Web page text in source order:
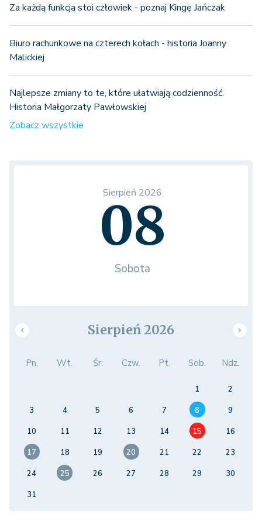
Za każdą funkcją stoi człowiek - poznaj Kingę Jańczak
Biuro rachunkowe na czterech kołach - historia Joanny
Malickiej
Najlepsze zmiany to te, które ułatwiają codzienność.
Historia Małgorzaty Pawłowskiej
Zobacz wszystkie
Sierpień 2026
08
Sobota
Sierpień 2026
Pn. Wt. Śr. Czw. Pt. Sob. Ndz.
1
2
3
4 5 6 7 8
9
10
11 12 13 14 15
16
17
18 19 20 21 22
23
24
25 26 27 28 29
30
31